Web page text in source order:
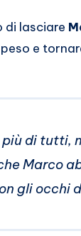
di lasciare
e
di tutti,
Marco
gli occhi